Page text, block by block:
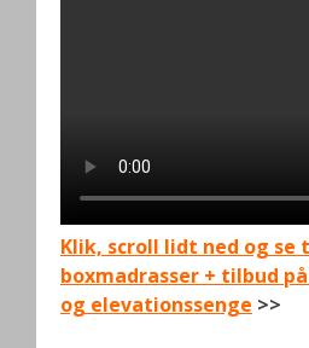
Klik, scroll lidt ned og se
boxmadrasser + tilbud
og elevationssenge >>